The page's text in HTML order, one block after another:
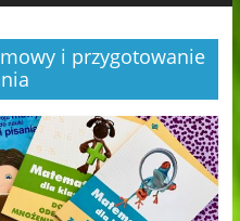
i przygotowanie